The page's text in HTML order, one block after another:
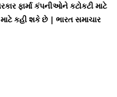
ફાર્મા કંપનીઓને કટોકટી માટે
કહી શકે છે | ભારત સમાચાર